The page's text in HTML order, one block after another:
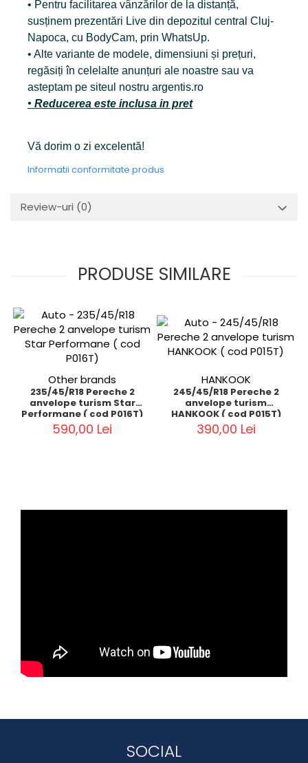
• Pentru facilitarea vânzărilor de la distanță,
susținem prezentări Live din depozitul central Cluj-
Napoca, cu BodyCam, prin WhatsUp.
• Alte variante de modele, dimensiuni și prețuri,
regăsiți în celelalte anunțuri ale noastre sau va
asteptam pe siteul nostru argentis.ro
• Reducerea este inclusa in pret
Vă dorim o zi excelentă!
Informatii conformitate produs
Review-uri (0)
PRODUSE SIMILARE
Other brands
235/45/R18 Pereche 2
anvelope turism Star
Performane ( cod P016T)
590,00 Lei
HANKOOK
245/45/R18 Pereche 2
anvelope turism
HANKOOK ( cod P015T)
390,00 Lei
SOCIAL